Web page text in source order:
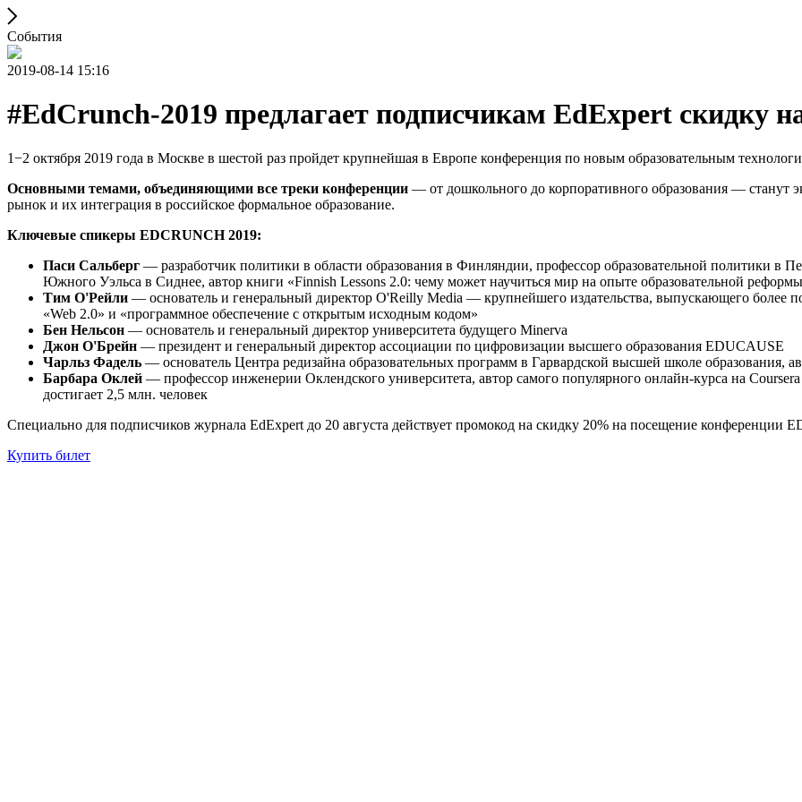
События
2019-08-14 15:16
#EdCrunch-2019 предлагает подписчикам EdExpert скидку
1−2 октября 2019 года в Москве в шестой раз пройдет крупнейшая в Европе конференция по новым образовательным
Основными темами, объединяющими все треки конференции — от дошкольного до корпоративного образования — станут
рынок и их интеграция в российское формальное образование.
Ключевые спикеры EDCRUNCH 2019:
Паси Сальберг — разработчик политики в области образования в Финляндии, профессор образовательной политики в
Южного Уэльса в Сиднее, автор книги «Finnish Lessons 2.0: чему может научиться мир на опыте образовательной
Тим О'Рейли — основатель и генеральный директор O'Reilly Media — крупнейшего издательства, выпускающего более
«Web 2.0» и «программное обеспечение с открытым исходным кодом»
Бен Нельсон — основатель и генеральный директор университета будущего Minerva
Джон О'Брейн — президент и генеральный директор ассоциации по цифровизации высшего образования EDUCAUSE
Чарльз Фадель — основатель Центра редизайна образовательных программ в Гарвардской высшей школе образования,
Барбара Оклей — профессор инженерии Оклендского университета, автор самого популярного онлайн-курса на
достигает 2,5 млн. человек
Специально для подписчиков журнала EdExpert до 20 августа действует промокод на скидку 20% на посещение конференции
Купить билет